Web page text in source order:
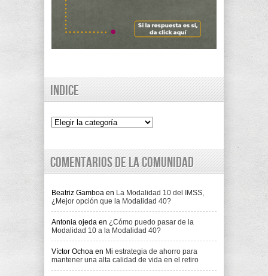
Indice
Indice
Comentarios de la comunidad
Beatriz Gamboa en La Modalidad 10 del IMSS,
¿Mejor opción que la Modalidad 40?
Antonia ojeda en ¿Cómo puedo pasar de la
Modalidad 10 a la Modalidad 40?
Víctor Ochoa en Mi estrategia de ahorro para
mantener una alta calidad de vida en el retiro